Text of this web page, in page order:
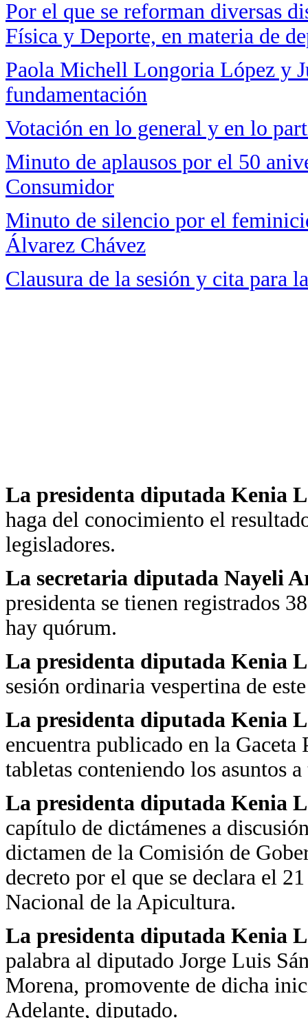
Por el que se reforman diversas
Física y Deporte, en materia de
Paola Michell Longoria López y
fundamentación
Votación en lo general y en lo
Minuto de aplausos por el 50
Consumidor
Minuto de silencio por el
Álvarez Chávez
Clausura de la sesión y cita para
La presidenta diputada Kenia
haga del conocimiento el
legisladores.
La secretaria diputada Nayeli
presidenta se tienen registrados
hay quórum.
La presidenta diputada Kenia
sesión ordinaria vespertina de
La presidenta diputada Kenia
encuentra publicado en la
tabletas conteniendo los asuntos
La presidenta diputada Kenia
capítulo de dictámenes a
dictamen de la Comisión de
decreto por el que se declara el
Nacional de la Apicultura.
La presidenta diputada Kenia
palabra al diputado Jorge Luis
Morena, promovente de dicha
Adelante, diputado.